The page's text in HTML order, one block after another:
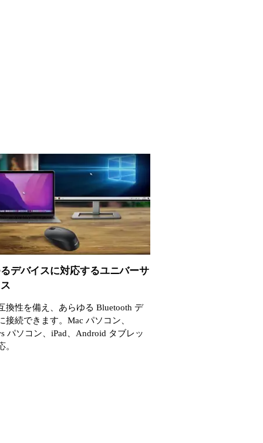
デバイスに対応するユニバーサ
換性を備え、あらゆる Bluetooth デ
接続できます。Mac パソコン、
パソコン、iPad、Android タブレッ
。